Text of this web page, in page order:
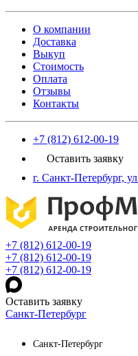
О компании
Доставка
Выкуп
Стоимость
Оплата
Отзывы
Контакты
+7 (812) 612-00-19
Оставить заявку
г. Санкт-Петербург,
+7 (812) 612-00-19
+7 (812) 612-00-19
+7 (812) 612-00-19
Оставить заявку
Санкт-Петербург
Санкт-Петербург